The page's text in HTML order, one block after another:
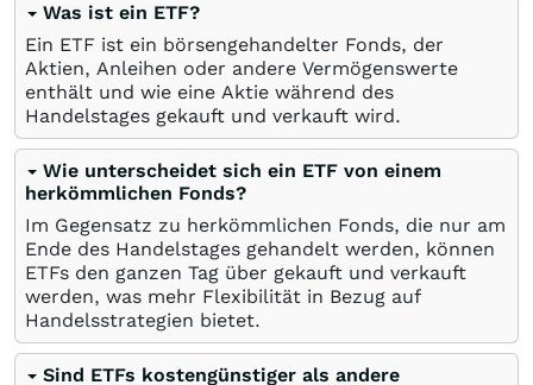
Was ist ein ETF?
Ein ETF ist ein börsengehandelter Fonds, der
Aktien, Anleihen oder andere Vermögenswerte
enthält und wie eine Aktie während des
Handelstages gekauft und verkauft wird.
Wie unterscheidet sich ein ETF von einem
herkömmlichen Fonds?
Im Gegensatz zu herkömmlichen Fonds, die nur am
Ende des Handelstages gehandelt werden, können
ETFs den ganzen Tag über gekauft und verkauft
werden, was mehr Flexibilität in Bezug auf
Handelsstrategien bietet.
Sind ETFs kostengünstiger als andere